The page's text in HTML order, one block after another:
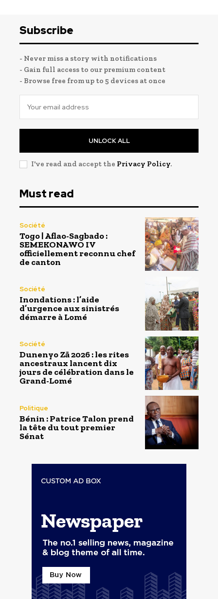
Subscribe
- Never miss a story with notifications
- Gain full access to our premium content
- Browse free from up to 5 devices at once
UNLOCK ALL
I've read and accept the Privacy Policy.
Must read
Société
Togo | Aflao-Sagbado :
SEMEKONAWO IV
officiellement reconnu chef
de canton
Société
Inondations : l’aide
d’urgence aux sinistrés
démarre à Lomé
Société
Dunenyo Zā 2026 : les rites
ancestraux lancent dix
jours de célébration dans le
Grand-Lomé
Politique
Bénin : Patrice Talon prend
la tête du tout premier
Sénat